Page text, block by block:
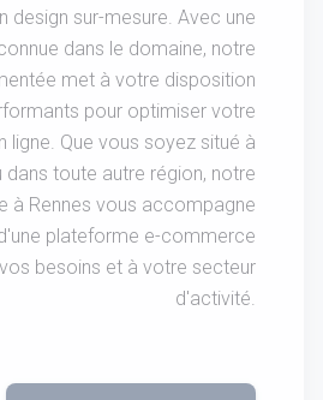
design sur-mesure. Avec une
dans le domaine, notre
met à votre disposition
pour optimiser votre
ligne. Que vous soyez situé à
dans toute autre région, notre
à Rennes vous accompagne
plateforme e-commerce
besoins et à votre secteur
d'activité.